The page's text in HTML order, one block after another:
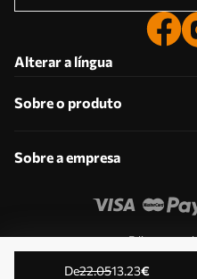
de22.0513.23€
Alterar a língua
Sobre o produto
Sobre a empresa
Edite as
© 2011-2026 Uwalls .